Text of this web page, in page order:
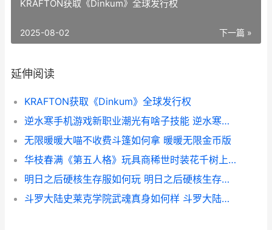
KRAFTON获取《Dinkum》全球发行权
下一篇 »
2025-08-02
延伸阅读
KRAFTON获取《Dinkum》全球发行权
逆水寒手机游戏新职业潮光有啥子技能 逆水寒手机app
无限暖暖大喵不收费斗篷如何拿 暖暖无限金币版
华枝春满《第五人格》玩具商稀世时装花千树上架商城 华枝春满天心月圆原诗
明日之后硬核生存服如何玩 明日之后硬核生存渡鸦狗牌怎么获得
斗罗大陆史莱克学院武魂真身如何样 斗罗大陆史莱克救场是哪一集